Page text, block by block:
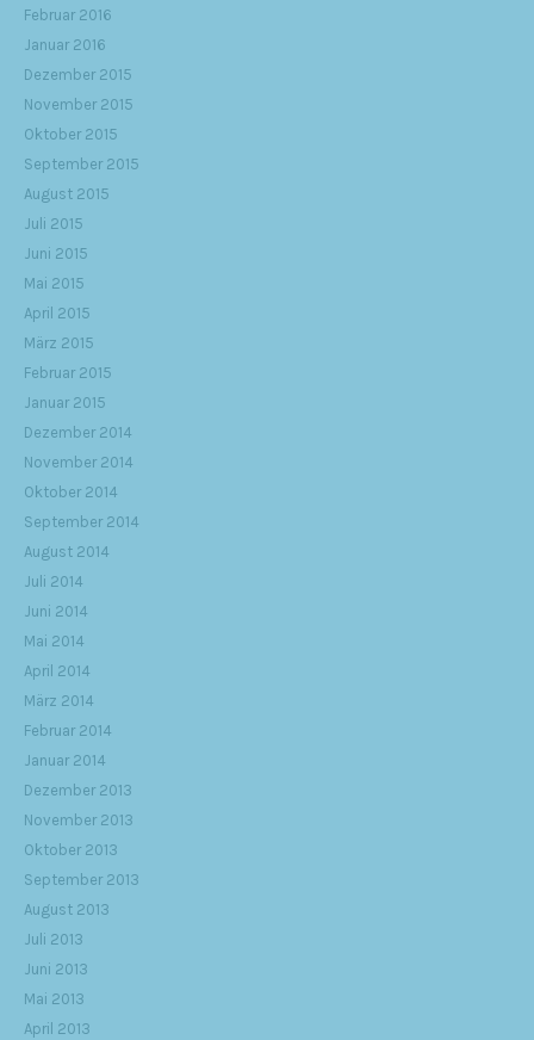
Februar 2016
Januar 2016
Dezember 2015
November 2015
Oktober 2015
September 2015
August 2015
Juli 2015
Juni 2015
Mai 2015
April 2015
März 2015
Februar 2015
Januar 2015
Dezember 2014
November 2014
Oktober 2014
September 2014
August 2014
Juli 2014
Juni 2014
Mai 2014
April 2014
März 2014
Februar 2014
Januar 2014
Dezember 2013
November 2013
Oktober 2013
September 2013
August 2013
Juli 2013
Juni 2013
Mai 2013
April 2013